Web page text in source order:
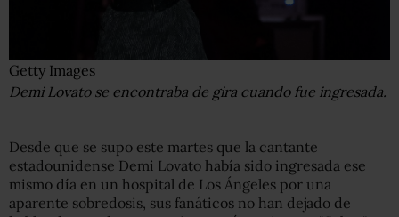
Getty Images
Demi Lovato se encontraba de gira cuando fue ingresada.
Desde que se supo este martes que la cantante
estadounidense Demi Lovato había sido ingresada ese
mismo día en un hospital de Los Ángeles por una
aparente sobredosis, sus fanáticos no han dejado de